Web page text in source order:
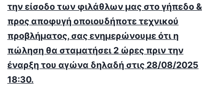
την είσοδο των φιλάθλων μας στο γήπεδο &
προς αποφυγή οποιουδήποτε τεχνικού
προβλήματος, σας ενημερώνουμε ότι η
πώληση θα σταματήσει 2 ώρες πριν την
έναρξη του αγώνα δηλαδή στις 28/08/2025
18:30.